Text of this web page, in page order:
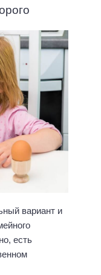
вариант и
есть